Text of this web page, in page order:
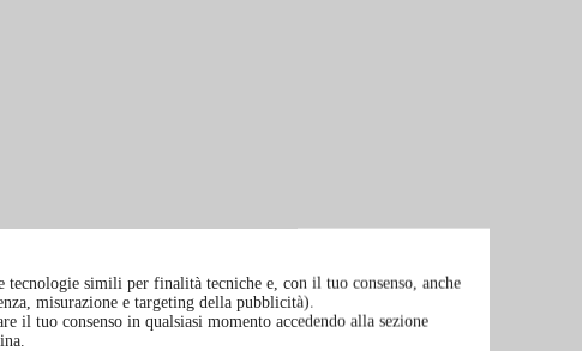
simili per finalità tecniche e, con il tuo consenso, anche
misurazione e targeting della pubblicità).
il tuo consenso in qualsiasi momento accedendo alla sezione